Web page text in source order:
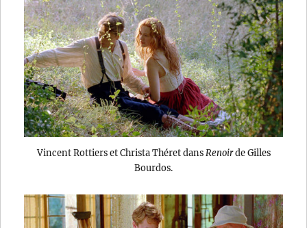
Vincent Rottiers et Christa Théret dans Renoirde Gilles
Bourdos.